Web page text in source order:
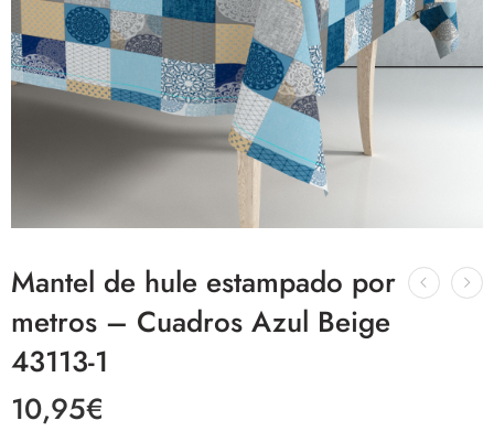
Mantel de hule estampado por
metros – Cuadros Azul Beige
43113-1
10,95€